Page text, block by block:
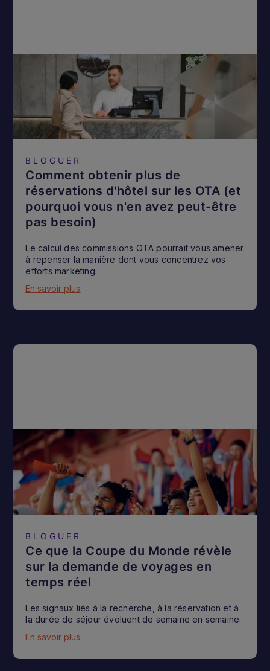
BLOGUER
Comment obtenir plus de
réservations d'hôtel sur les OTA (et
pourquoi vous n'en avez peut-être
pas besoin)
Le calcul des commissions OTA pourrait vous amener
à repenser la manière dont vous concentrez vos
efforts marketing.
En savoir plus
BLOGUER
Ce que la Coupe du Monde révèle
sur la demande de voyages en
temps réel
Les signaux liés à la recherche, à la réservation et à
la durée de séjour évoluent de semaine en semaine.
En savoir plus